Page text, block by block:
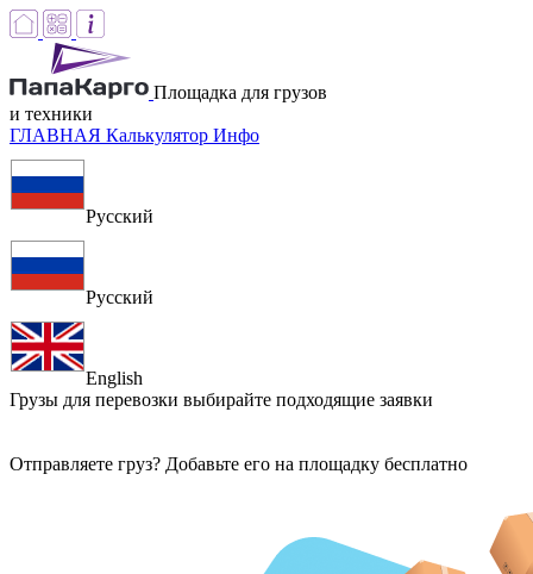
Площадка для грузов
и техники
ГЛАВНАЯ Калькулятор Инфо
Русский
Русский
English
Грузы для перевозки выбирайте подходящие заявки
Отправляете груз? Добавьте его на площадку бесплатно